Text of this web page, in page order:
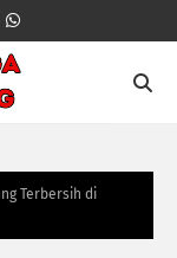
Terbersih di